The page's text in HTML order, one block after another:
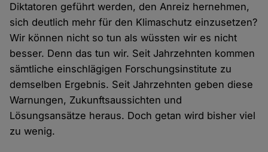
Diktatoren geführt werden, den Anreiz hernehmen,
sich deutlich mehr für den Klimaschutz einzusetzen?
Wir können nicht so tun als wüssten wir es nicht
besser. Denn das tun wir. Seit Jahrzehnten kommen
sämtliche einschlägigen Forschungsinstitute zu
demselben Ergebnis. Seit Jahrzehnten geben diese
Warnungen, Zukunftsaussichten und
Lösungsansätze heraus. Doch getan wird bisher viel
zu wenig.